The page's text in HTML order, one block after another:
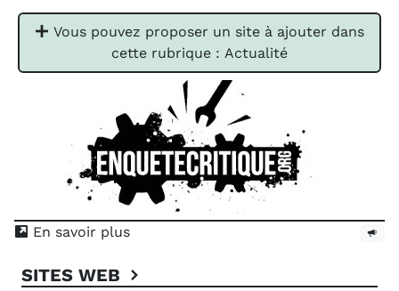
Vous pouvez proposer un site à ajouter dans
cette rubrique : Actualité
En savoir plus
SITES WEB